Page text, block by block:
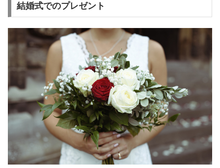
結婚式でのプレゼント